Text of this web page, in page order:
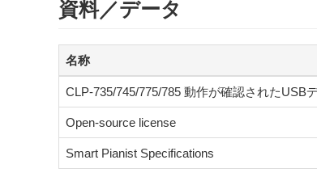
資料／データ
名称
CLP-735/745/775/785 動作が確認されたUSB
Open-source license
Smart Pianist Specifications